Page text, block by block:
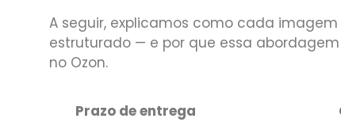
A seguir, explicamos como cada
estruturado — e por que essa
no Ozon.
Prazo de entrega